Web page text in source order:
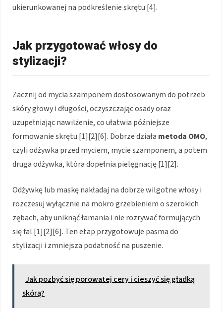
ukierunkowanej na podkreślenie skrętu [4].
Jak przygotować włosy do
stylizacji?
Zacznij od mycia szamponem dostosowanym do potrzeb
skóry głowy i długości, oczyszczając osady oraz
uzupełniając nawilżenie, co ułatwia późniejsze
formowanie skrętu [1][2][6]. Dobrze działa metoda OMO,
czyli odżywka przed myciem, mycie szamponem, a potem
druga odżywka, która dopełnia pielęgnację [1][2].
Odżywkę lub maskę nakładaj na dobrze wilgotne włosy i
rozczesuj wyłącznie na mokro grzebieniem o szerokich
zębach, aby uniknąć łamania i nie rozrywać formujących
się fal [1][2][6]. Ten etap przygotowuje pasma do
stylizacji i zmniejsza podatność na puszenie.
Jak pozbyć się porowatej cery i cieszyć się gładką
skórą?